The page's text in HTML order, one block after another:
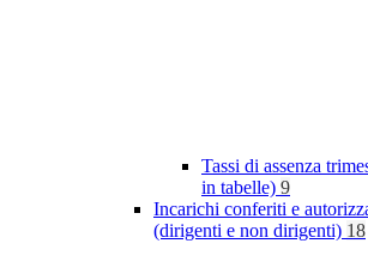
Tassi di assenza
in tabelle) 9
Incarichi conferiti e
(dirigenti e non dirigenti) 18